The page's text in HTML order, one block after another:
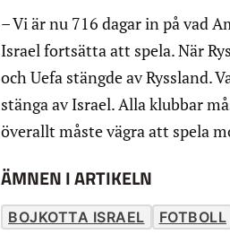
– Vi är nu 716 dagar in på vad
Israel fortsätta att spela. När
och Uefa stängde av Ryssland.
stänga av Israel. Alla klubbar
överallt måste vägra att spela
ÄMNEN I ARTIKELN
BOJKOTTA ISRAEL FOTBOLL